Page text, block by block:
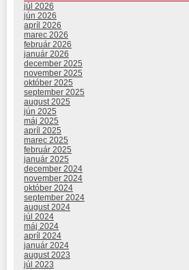
júl 2026
jún 2026
apríl 2026
marec 2026
február 2026
január 2026
december 2025
november 2025
október 2025
september 2025
august 2025
jún 2025
máj 2025
apríl 2025
marec 2025
február 2025
január 2025
december 2024
november 2024
október 2024
september 2024
august 2024
júl 2024
máj 2024
apríl 2024
január 2024
august 2023
júl 2023